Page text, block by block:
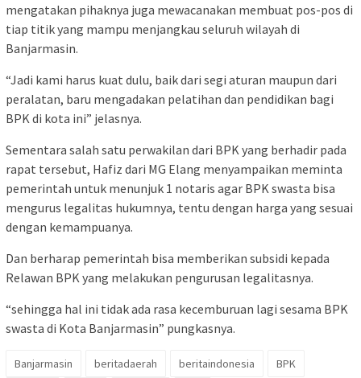
mengatakan pihaknya juga mewacanakan membuat pos-pos di
tiap titik yang mampu menjangkau seluruh wilayah di
Banjarmasin.
“Jadi kami harus kuat dulu, baik dari segi aturan maupun dari
peralatan, baru mengadakan pelatihan dan pendidikan bagi
BPK di kota ini” jelasnya.
Sementara salah satu perwakilan dari BPK yang berhadir pada
rapat tersebut, Hafiz dari MG Elang menyampaikan meminta
pemerintah untuk menunjuk 1 notaris agar BPK swasta bisa
mengurus legalitas hukumnya, tentu dengan harga yang sesuai
dengan kemampuanya.
Dan berharap pemerintah bisa memberikan subsidi kepada
Relawan BPK yang melakukan pengurusan legalitasnya.
“sehingga hal ini tidak ada rasa kecemburuan lagi sesama BPK
swasta di Kota Banjarmasin” pungkasnya.
Banjarmasin beritadaerah beritaindonesia
BPK